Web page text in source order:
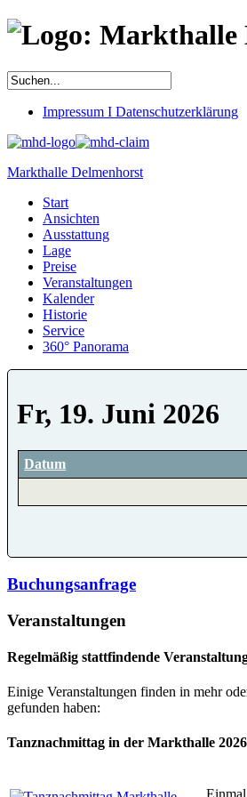
Impressum I Datenschutzerklärung
Markthalle Delmenhorst
Start
Ansichten
Ausstattung
Lage
Preise
Veranstaltungen
Kalender
Historie
Service
360° Panorama
Fr, 19. Juni 2026
Datum
Buchungsanfrage
Veranstaltungen
Regelmäßig stattfindende
Einige Veranstaltungen finden in mehr
gefunden haben:
Tanznachmittag in der Markthalle 2026